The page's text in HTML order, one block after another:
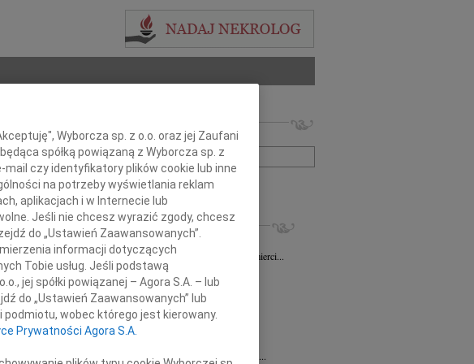
Imię i nazwisko lub numer ogłoszenia:
+ szukanie zaawansowane
INNE NEKROLOGI
Tadeusz Gapiński 03.08.2026
Z dużym żalem przyjęliśmy wiadomość o śmierci...
31.07.2026Łódź
Wyrazy głębokiego współczucia dla...
29.07.2026
Łódź
Wyrazy współczucia Pani Janinie...
27.07.2026
Pani Joannie Nowińskiej wyrazy głębokiego...
Wyborcza sp. z o.o. oraz jej Zaufani
spółką powiązaną z Wyborcza sp. z
czy identyfikatory plików cookie lub inne
na potrzeby wyświetlania reklam
aplikacjach i w Internecie lub
Jeśli nie chcesz wyrazić zgody, chcesz
do „Ustawień Zaawansowanych”.
informacji dotyczących
Tobie usług. Jeśli podstawą
jej spółki powiązanej – Agora S.A. – lub
do „Ustawień Zaawansowanych” lub
wobec którego jest kierowany.
Prywatności Agora S.A.